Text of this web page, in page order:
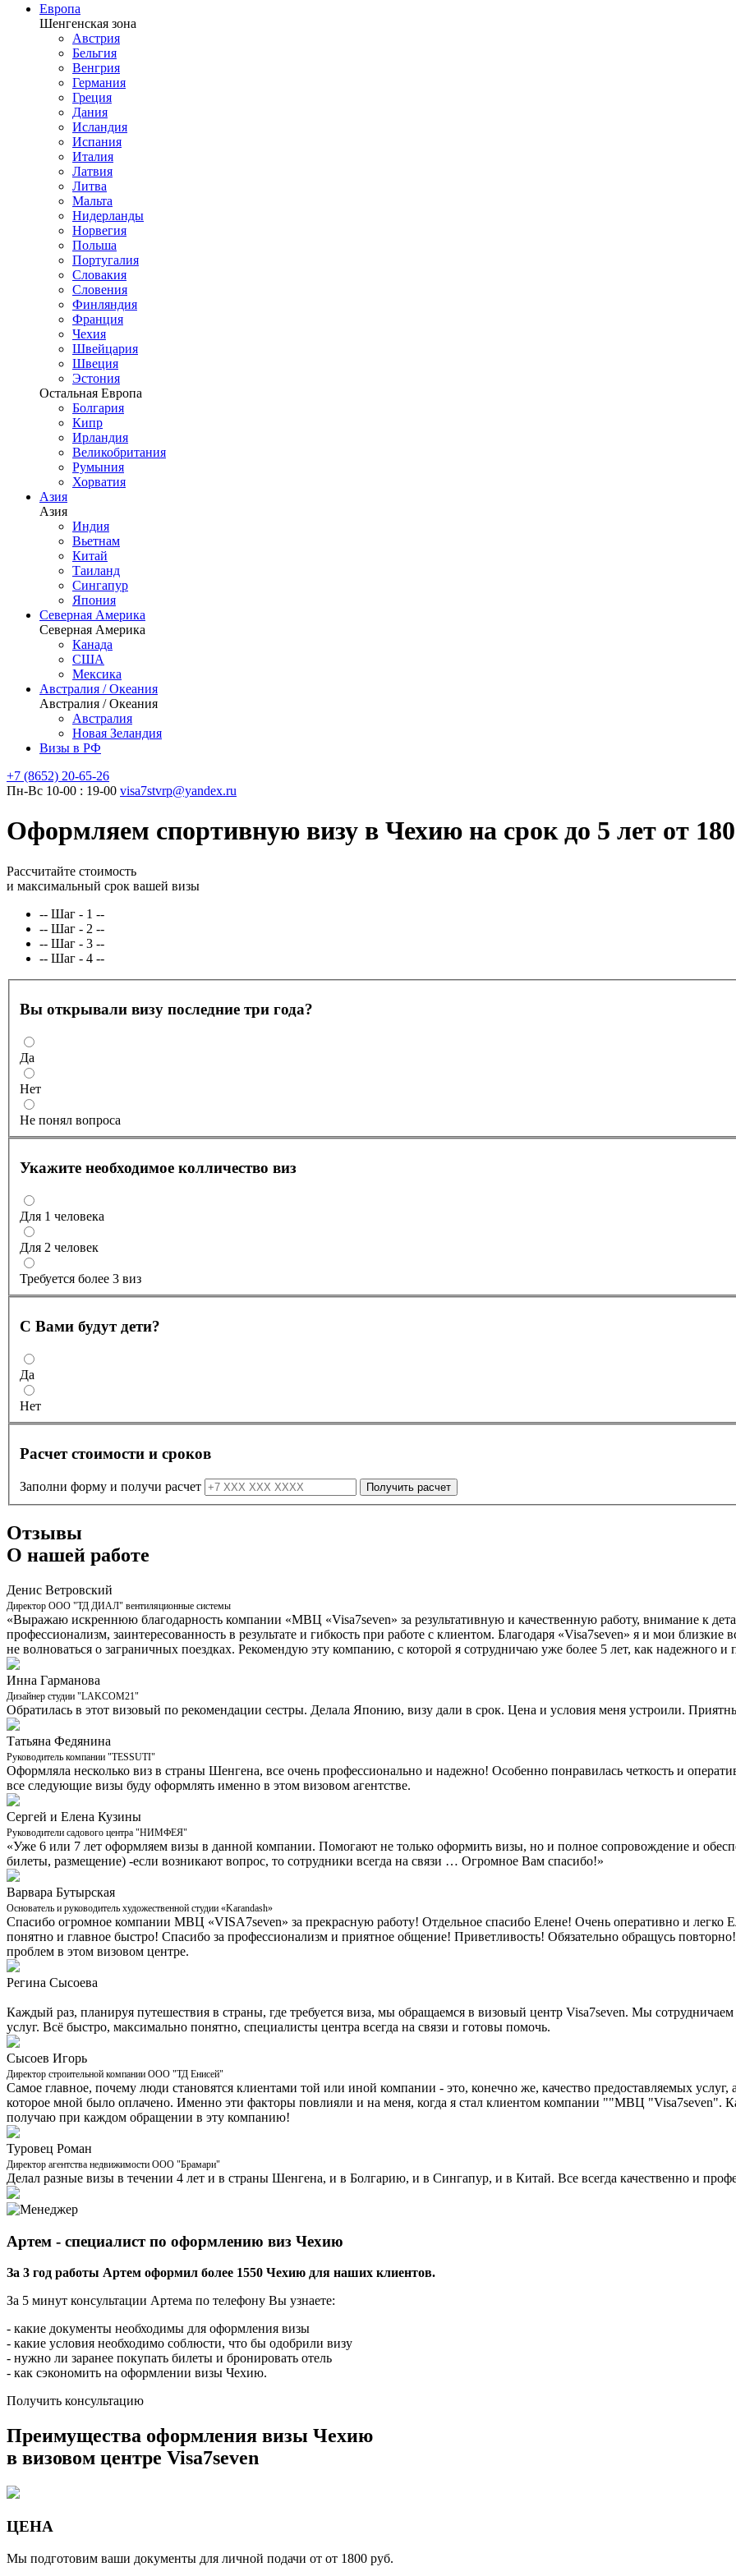
Европа
Шенгенская зона
Австрия
Бельгия
Венгрия
Германия
Греция
Дания
Исландия
Испания
Италия
Латвия
Литва
Мальта
Нидерланды
Норвегия
Польша
Португалия
Словакия
Словения
Финляндия
Франция
Чехия
Швейцария
Швеция
Эстония
Остальная Европа
Болгария
Кипр
Ирландия
Великобритания
Румыния
Хорватия
Азия
Азия
Индия
Вьетнам
Китай
Таиланд
Сингапур
Япония
Северная Америка
Северная Америка
Канада
США
Мексика
Австралия / Океания
Австралия / Океания
Австралия
Новая Зеландия
Визы в РФ
+7 (8652) 20-65-26
Пн-Вс 10-00 : 19-00 visa7stvrp@yandex.ru
Оформляем спортивную визу в Чехию на срок до 5 лет от
Рассчитайте стоимость
и максимальный срок вашей визы
-- Шаг - 1 --
-- Шаг - 2 --
-- Шаг - 3 --
-- Шаг - 4 --
Вы открывали визу последние три года?
Да
Нет
Не понял вопроса
Укажите необходимое колличество виз
Для 1 человека
Для 2 человек
Требуется более 3 виз
С Вами будут дети?
Да
Нет
Расчет стоимости и сроков
Заполни форму и получи расчет Получить расчет
Отзывы
О нашей работе
Денис Ветровский
Директор ООО "ТД ДИАЛ" вентиляционные системы
«Выражаю искреннюю благодарность компании «МВЦ «Visa7seven» за результативную и качественную работу, внимание к
профессионализм, заинтересованность в результате и гибкость при работе с клиентом. Благодаря «Visa7seven» я и мои
не волноваться о заграничных поездках. Рекомендую эту компанию, с которой я сотрудничаю уже более 5 лет, как надежного и
Инна Гарманова
Дизайнер студии "LAKCOM21"
Обратилась в этот визовый по рекомендации сестры. Делала Японию, визу дали в срок. Цена и условия меня устроили.
Татьяна Федянина
Руководитель компании "TESSUTI"
Оформляла несколько виз в страны Шенгена, все очень профессионально и надежно! Особенно понравилась четкость и
все следующие визы буду оформлять именно в этом визовом агентстве.
Сергей и Елена Кузины
Руководители садового центра "НИМФЕЯ"
«Уже 6 или 7 лет оформляем визы в данной компании. Помогают не только оформить визы, но и полное сопровождение и
билеты, размещение) -если возникают вопрос, то сотрудники всегда на связи … Огромное Вам спасибо!»
Варвара Бутырская
Основатель и руководитель художественной студии «Karandash»
Спасибо огромное компании МВЦ «VISA7seven» за прекрасную работу! Отдельное спасибо Елене! Очень оперативно и легко
понятно и главное быстро! Спасибо за профессионализм и приятное общение! Приветливость! Обязательно обращусь
проблем в этом визовом центре.
Регина Сысоева
Каждый раз, планируя путешествия в страны, где требуется виза, мы обращаемся в визовый центр Visa7seven. Мы
услуг. Всё быстро, максимально понятно, специалисты центра всегда на связи и готовы помочь.
Сысоев Игорь
Директор строительной компании ООО "ТД Енисей"
Самое главное, почему люди становятся клиентами той или иной компании - это, конечно же, качество предоставляемых услуг,
которое мной было оплачено. Именно эти факторы повлияли и на меня, когда я стал клиентом компании ""МВЦ "Visa7seven".
получаю при каждом обращении в эту компанию!
Туровец Роман
Директор агентства недвижимости ООО "Брамари"
Делал разные визы в течении 4 лет и в страны Шенгена, и в Болгарию, и в Сингапур, и в Китай. Все всегда качественно и
Артем - специалист по оформлению виз Чехию
За 3 год работы Артем оформил более 1550 Чехию для наших клиентов.
За 5 минут консультации Артема по телефону Вы узнаете:
- какие документы необходимы для оформления визы
- какие условия необходимо соблюсти, что бы одобрили визу
- нужно ли заранее покупать билеты и бронировать отель
- как сэкономить на оформлении визы Чехию.
Получить консультацию
Преимущества оформления визы Чехию
в визовом центре Visa7seven
ЦЕНА
Мы подготовим ваши документы для личной подачи от от 1800 руб.